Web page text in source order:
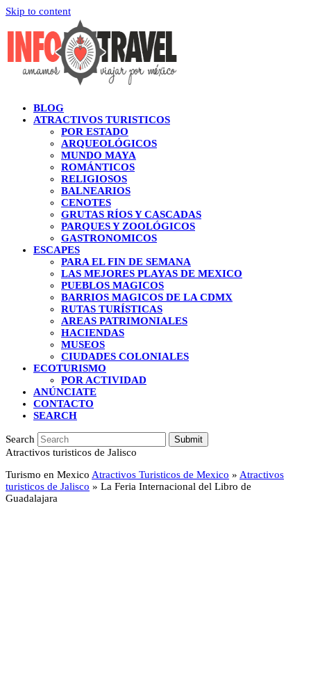
Skip to content
BLOG
ATRACTIVOS TURISTICOS
POR ESTADO
ARQUEOLÓGICOS
MUNDO MAYA
ROMÁNTICOS
RELIGIOSOS
BALNEARIOS
CENOTES
GRUTAS RÍOS Y CASCADAS
PARQUES Y ZOOLÓGICOS
GASTRONOMICOS
ESCAPES
PARA EL FIN DE SEMANA
LAS MEJORES PLAYAS DE MEXICO
PUEBLOS MAGICOS
BARRIOS MAGICOS DE LA CDMX
RUTAS TURÍSTICAS
AREAS PATRIMONIALES
HACIENDAS
MUSEOS
CIUDADES COLONIALES
ECOTURISMO
POR ACTIVIDAD
ANÚNCIATE
CONTACTO
SEARCH
Search Submit
Atractivos turisticos de Jalisco
Turismo en Mexico Atractivos Turisticos de Mexico » Atractivos
turisticos de Jalisco » La Feria Internacional del Libro de
Guadalajara